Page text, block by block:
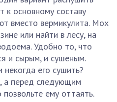
к основному составу
вместо вермикулита. Мох
или найти в лесу, на
Удобно то, что
и сырым, и сушеным.
его сушить?
а перед следующим
ему оттаять.